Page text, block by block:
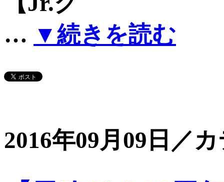
… ▼続きを読む
2016年09月09日／